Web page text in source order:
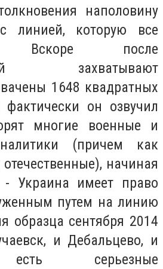
наполовину
линией, которую все
Вскоре после
захватывают
1648 квадратных
он озвучил
многие военные и
(причем как
начиная
Украина имеет право
путем на линию
образца сентября 2014
и Дебальцево, и
есть серьезные